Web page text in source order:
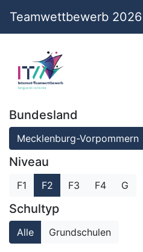
Teamwettbewerb 2026
Bundesland
Mecklenburg-Vorpommern
Niveau
F1 F2 F3 F4 G
Schultyp
Alle Grundschulen